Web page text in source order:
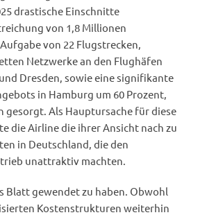
drastische Einschnitte
von 1,8 Millionen
von 22 Flugstrecken,
Netzwerke an den Flughäfen
Dresden, sowie eine signifikante
in Hamburg um 60 Prozent,
gesorgt. Als Hauptursache für diese
die Airline die ihrer Ansicht nach zu
in Deutschland, die den
unattraktiv machten.
Blatt gewendet zu haben. Obwohl
Kostenstrukturen weiterhin